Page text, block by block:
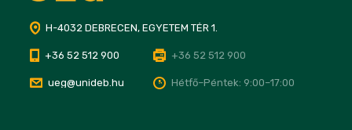
H-4032 DEBRECEN, EGYETEM TÉR 1.
+36 52 512 900 +36 52 512 900
ueg@unideb.hu Hétfő–Péntek: 9:00–17:00